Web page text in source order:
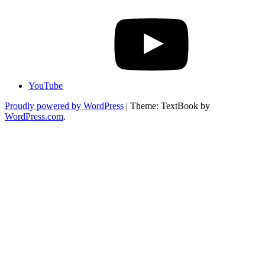
YouTube
Proudly powered by WordPress | Theme: TextBook by
WordPress.com.